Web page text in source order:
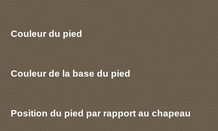
Couleur du pied
Couleur de la base du pied
Position du pied par rapport au chapeau